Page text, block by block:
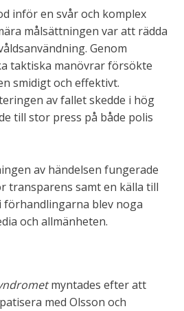
inför en svår och komplex
målsättningen var att rädda
Genom
taktiska manövrar försökte
smidigt och effektivt.
av fallet skedde i hög
till stor press på både polis
av händelsen fungerade
transparens samt en källa till
förhandlingarna blev noga
och allmänheten.
myntades efter att
med Olsson och